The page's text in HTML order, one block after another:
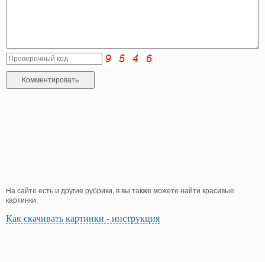
На сайте есть и другие рубрики, в вы также можете найти красивые
картинки.
Как скачивать картинки - инструкция